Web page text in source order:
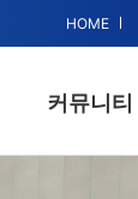
HOME
커뮤니티